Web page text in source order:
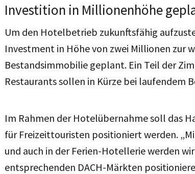
Investition in Millionenhöhe
Um den Hotelbetrieb zukunftsfähig
Investment in Höhe von zwei Millionen zur
Bestandsimmobilie geplant. Ein Teil der
Restaurants sollen in Kürze bei laufendem
Im Rahmen der Hotelübernahme soll das
für Freizeittouristen positioniert werden.
und auch in der Ferien-Hotellerie werden
entsprechenden DACH-Märkten